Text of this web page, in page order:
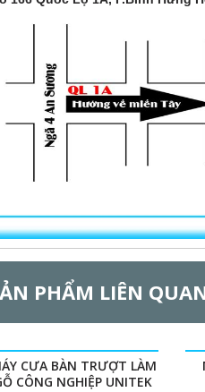
PHẨM LIÊN
CƯA BÀN TRƯỢT LÀM
CÔNG NGHIỆP UNITEK